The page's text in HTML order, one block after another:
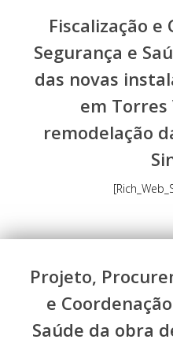
Fiscalização e
Segurança e
das novas
em Torres
remodelação
Projeto,
e
Saúde da obra